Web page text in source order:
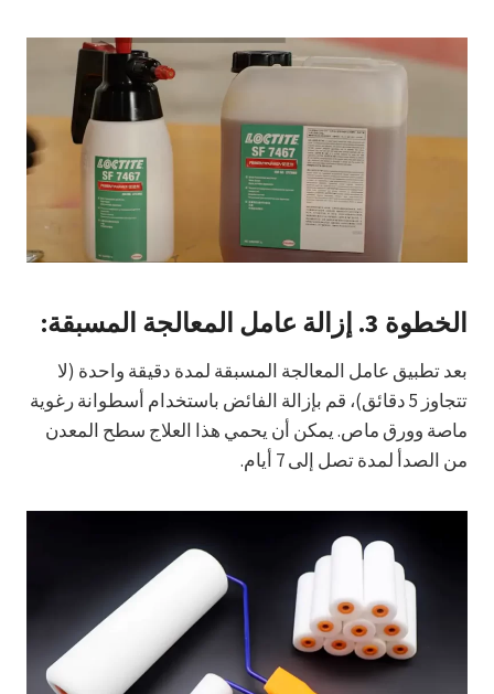
الخطوة 3. إزالة عامل المعالجة المسبقة:
بعد تطبيق عامل المعالجة المسبقة لمدة دقيقة واحدة (لا
تتجاوز 5 دقائق)، قم بإزالة الفائض باستخدام أسطوانة رغوية
ماصة وورق ماص. يمكن أن يحمي هذا العلاج سطح المعدن
من الصدأ لمدة تصل إلى 7 أيام.